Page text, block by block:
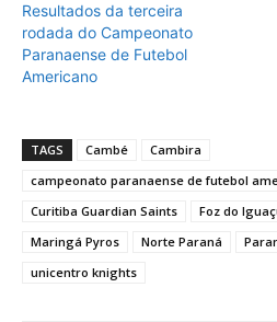
Resultados da terceira
rodada do Campeonato
Paranaense de Futebol
Americano
TAGS Cambé
Cambira
campeonato paranaense de futebol
Curitiba Guardian Saints
Foz do
Maringá Pyros
Norte Paraná
unicentro knights